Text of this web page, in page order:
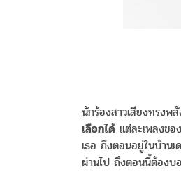
นักร้องสาวเสียงทรงพ
เลือกได้แต่ละเพลงขอ
เธอ ถึงตอนอยู่ในบ้านเ
ผ่านไป ถึงตอนนี้ต้องบ